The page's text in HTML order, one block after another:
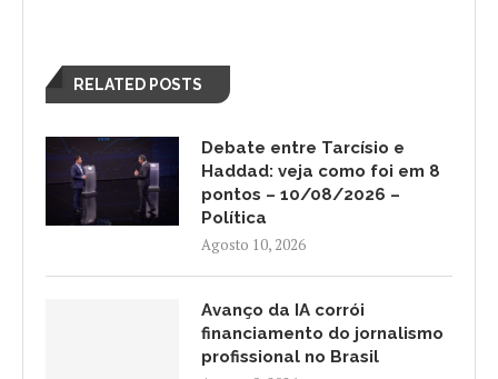
RELATED POSTS
Debate entre Tarcísio e
Haddad: veja como foi em 8
pontos – 10/08/2026 –
Política
Agosto 10, 2026
Avanço da IA corrói
financiamento do jornalismo
profissional no Brasil